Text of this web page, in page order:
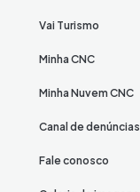
Vai Turismo
Minha CNC
Minha Nuvem CNC
Canal de denúncias
Fale conosco